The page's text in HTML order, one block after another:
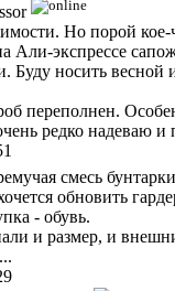
Но порой кое-
Али-экспрессе
Буду носить весной
переполнен.
редко надеваю
смесь
обновить
- обувь.
и размер, и